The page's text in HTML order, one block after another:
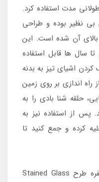
مدت استفاده کرد.
بی نظیر بوده و طراحی
آن شده است. این
سال ها قابل استفاده
کردن اشیای تیز به بدنه
اندازی بر روی زمین
حلقه شنا بادی را به
پس از استفاده نیز به
کرده و جمع کنید تا
برای خرید حلقه شنا بادی تک نفره طرح Stained Glass